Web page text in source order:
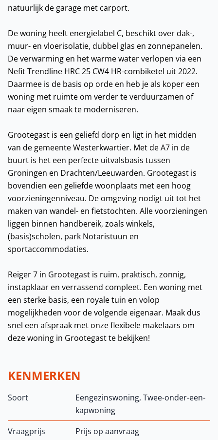
natuurlijk de garage met carport.
De woning heeft energielabel C, beschikt over dak-,
muur- en vloerisolatie, dubbel glas en zonnepanelen.
De verwarming en het warme water verlopen via een
Nefit Trendline HRC 25 CW4 HR-combiketel uit 2022.
Daarmee is de basis op orde en heb je als koper een
woning met ruimte om verder te verduurzamen of
naar eigen smaak te moderniseren.
Grootegast is een geliefd dorp en ligt in het midden
van de gemeente Westerkwartier. Met de A7 in de
buurt is het een perfecte uitvalsbasis tussen
Groningen en Drachten/Leeuwarden. Grootegast is
bovendien een geliefde woonplaats met een hoog
voorzieningenniveau. De omgeving nodigt uit tot het
maken van wandel- en fietstochten. Alle voorzieningen
liggen binnen handbereik, zoals winkels,
(basis)scholen, park Notaristuun en
sportaccommodaties.
Reiger 7 in Grootegast is ruim, praktisch, zonnig,
instapklaar en verrassend compleet. Een woning met
een sterke basis, een royale tuin en volop
mogelijkheden voor de volgende eigenaar. Maak dus
snel een afspraak met onze flexibele makelaars om
deze woning in Grootegast te bekijken!
KENMERKEN
Soort
Eengezinswoning, Twee-onder-een-
kapwoning
Vraagprijs
Prijs op aanvraag